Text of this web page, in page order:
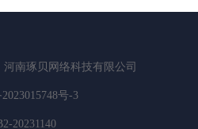
河南琢贝网络科技有限公司
号-3
20231140